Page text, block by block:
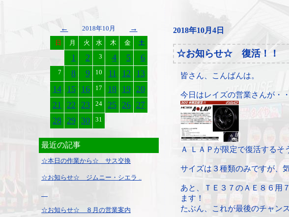
← 2018年10月 →
日 月 火 水 木 金 土
1 2 3 4 5 6
7 8 9 10 11 12
13
14 15 16 17 18 19 20
21 22 23 24 25 26 27
28 29 30 31
最近の記事
☆本日の作業から☆ サス交換
☆お知らせ☆ ジムニー・シエラ ..
☆お知らせ☆ ８月の営業案内
2018年10月4日
☆お知らせ☆ 復活！！
皆さん、こんばんは。
今日はレイズの営業さんが・
Ａ ＬＡＰが限定で復活するそ
サイズは３種類のみですが、
あと、ＴＥ３７のＡＥ８６用
ます！
たぶん、これが最後のチャン